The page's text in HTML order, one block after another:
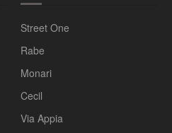
Street One
Rabe
Monari
Cecil
Via Appia